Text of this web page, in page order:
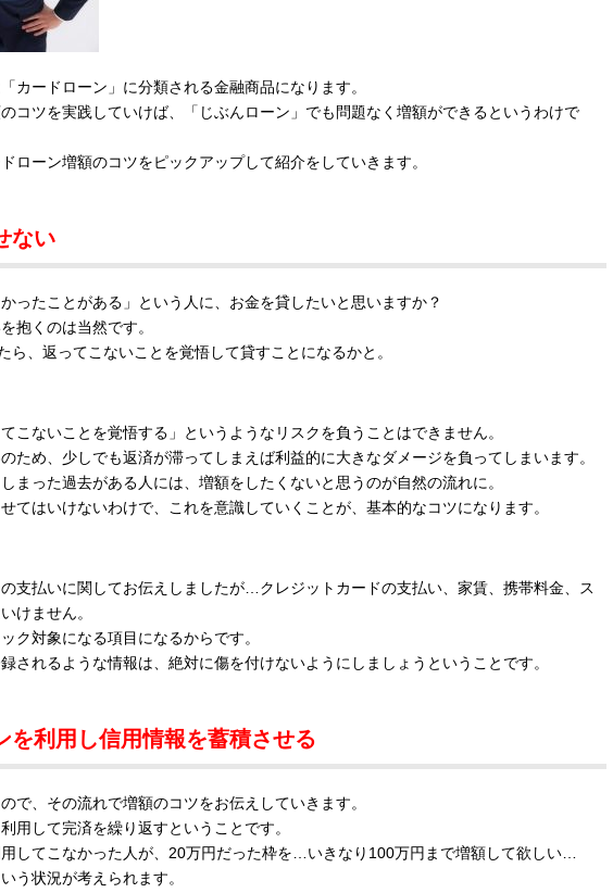
カードローン」に分類される金融商品になります。
コツを実践していけば、「じぶんローン」でも問題なく増額ができるというわけで
ローン増額のコツをピックアップして紹介をしていきます。
ない
ったことがある」という人に、お金を貸したいと思いますか？
抱くのは当然です。
ら、返ってこないことを覚悟して貸すことになるかと。
こないことを覚悟する」というようなリスクを負うことはできません。
ため、少しでも返済が滞ってしまえば利益的に大きなダメージを負ってしまいます。
まった過去がある人には、増額をしたくないと思うのが自然の流れに。
てはいけないわけで、これを意識していくことが、基本的なコツになります。
支払いに関してお伝えしましたが…クレジットカードの支払い、家賃、携帯料金、ス
けません。
ク対象になる項目になるからです。
されるような情報は、絶対に傷を付けないようにしましょうということです。
利用し信用情報を蓄積させる
で、その流れで増額のコツをお伝えしていきます。
用して完済を繰り返すということです。
してこなかった人が、20万円だった枠を…いきなり100万円まで増額して欲しい…
う状況が考えられます。